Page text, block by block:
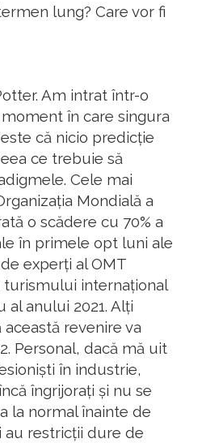
lung? Care vor fi
Am intrat într-o
în care singura
că nicio predicție
ce trebuie să
Cele mai
Mondială a
o scădere cu 70% a
în primele opt luni ale
experți al OMT
turismului internațional
anului 2021. Alți
revenire va
Personal, dacă mă uit
în industrie,
îngrijorați și nu se
la normal înainte de
au restricții dure de